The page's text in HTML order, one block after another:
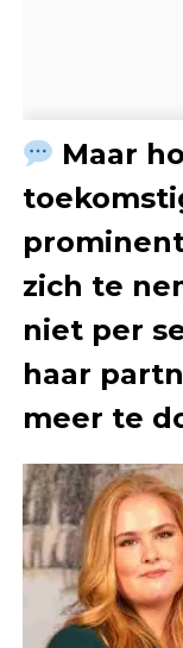
Maar
zich te
niet per
haar
meer te